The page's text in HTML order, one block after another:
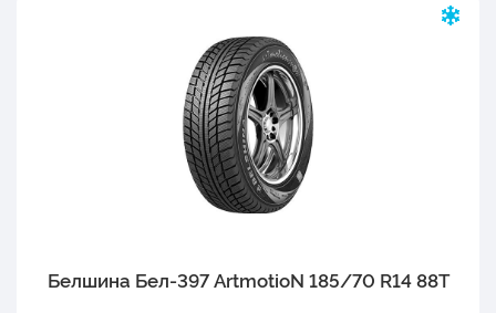
Белшина Бел-397 ArtmotioN 185/70 R14 88T